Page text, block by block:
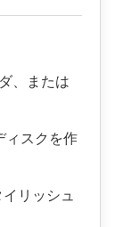
、または
ィスクを作
リッシュ